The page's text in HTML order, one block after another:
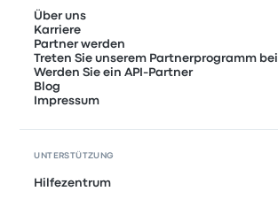
Über uns
Karriere
Partner werden
Treten Sie unserem Partnerprogramm bei
Werden Sie ein API-Partner
Blog
Impressum
UNTERSTÜTZUNG
Hilfezentrum